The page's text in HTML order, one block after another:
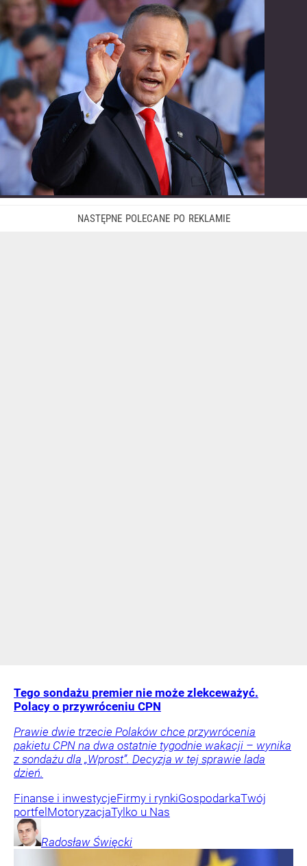
Tego sondażu premier nie może zlekceważyć.
Polacy o przywróceniu CPN
Prawie dwie trzecie Polaków chce przywrócenia
pakietu CPN na dwa ostatnie tygodnie wakacji – wynika
z sondażu dla „Wprost”. Decyzja w tej sprawie lada
dzień.
Finanse i inwestycjeFirmy i rynkiGospodarkaTwój
portfel MotoryzacjaTylko u Nas
Radosław Święcki